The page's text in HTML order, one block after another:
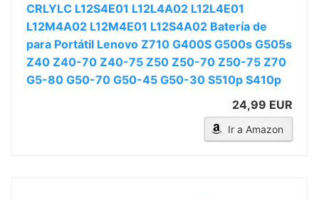
CRLYLC L12S4E01 L12L4A02 L12L4E01
L12M4A02 L12M4E01 L12S4A02 Batería de
para Portátil Lenovo Z710 G400S G500s G505s
Z40 Z40-70 Z40-75 Z50 Z50-70 Z50-75 Z70
G5-80 G50-70 G50-45 G50-30 S510p S410p
24,99 EUR
Ir a Amazon